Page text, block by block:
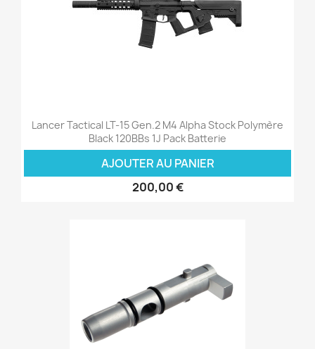
Lancer Tactical LT-15 Gen.2 M4 Alpha Stock Polymère
Black 120BBs 1J Pack Batterie
AJOUTER AU PANIER
200,00 €